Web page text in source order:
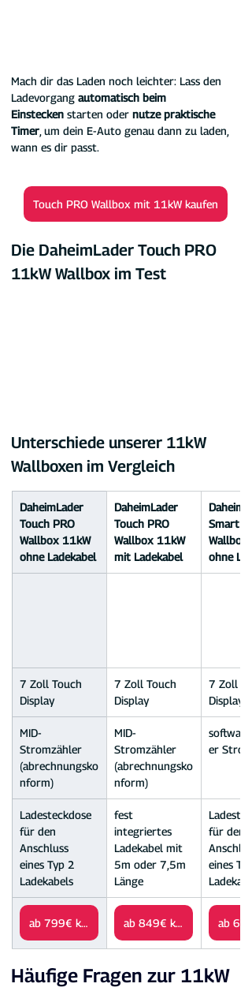
Mach dir das Laden noch leichter: Lass den
Ladevorgang automatisch beim
Einstecken starten oder nutze praktische
Timer , um dein E-Auto genau dann zu laden,
wann es dir passt.
Touch PRO Wallbox mit 11kW kaufen
Die DaheimLader Touch PRO
11kW Wallbox im Test
Unterschiede unserer 11kW
Wallboxen im Vergleich
DaheimLader
Touch PRO
Wallbox 11kW
ohne Ladekabel
DaheimLader
Touch PRO
Wallbox 11kW
mit Ladekabel
Smart
Wallbox
ohne
7 Zoll Touch
Display
7 Zoll Touch
Display
7 Zoll
Display
MID-
Stromzähler
(abrechnungsko
nform)
MID-
Stromzähler
(abrechnungsko
nform)
er
Ladesteckdose
für den
Anschluss
eines Typ 2
Ladekabels
fest
integriertes
Ladekabel mit
5m oder 7,5m
Länge
für den
eines
ab 799€ kaufen ab 849€ kaufen
Häufige Fragen zur 11kW